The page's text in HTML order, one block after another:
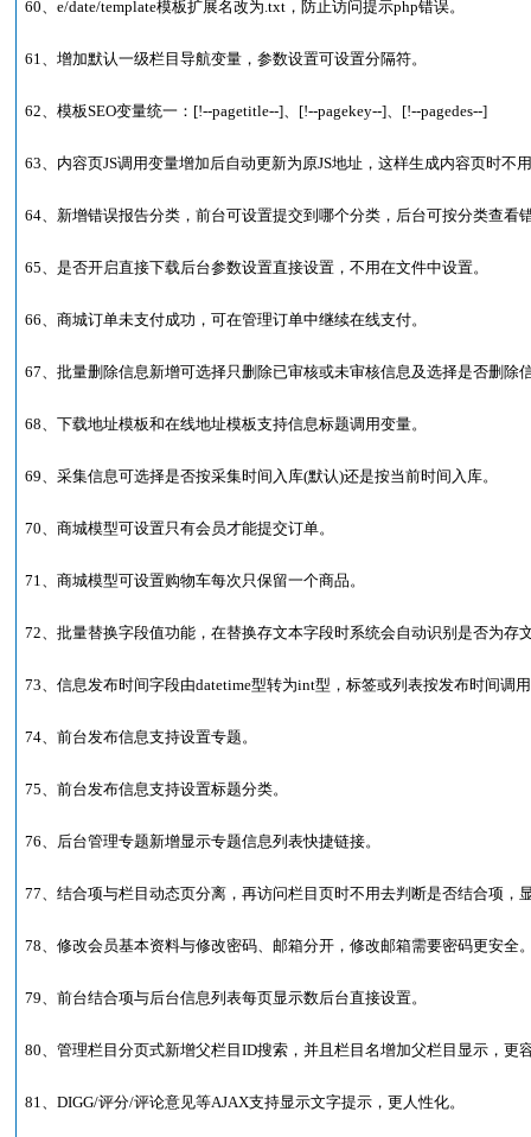
60、e/date/template模板扩展名改为.txt，防止访问提示php错误。
61、增加默认一级栏目导航变量，参数设置可设置分隔符。
62、模板SEO变量统一：[!--pagetitle--]、[!--pagekey--]、[!--pagedes--]
63、内容页JS调用变量增加后自动更新为原JS地址，这样生成内容页时不
64、新增错误报告分类，前台可设置提交到哪个分类，后台可按分类查看
65、是否开启直接下载后台参数设置直接设置，不用在文件中设置。
66、商城订单未支付成功，可在管理订单中继续在线支付。
67、批量删除信息新增可选择只删除已审核或未审核信息及选择是否删除
68、下载地址模板和在线地址模板支持信息标题调用变量。
69、采集信息可选择是否按采集时间入库(默认)还是按当前时间入库。
70、商城模型可设置只有会员才能提交订单。
71、商城模型可设置购物车每次只保留一个商品。
72、批量替换字段值功能，在替换存文本字段时系统会自动识别是否为存
73、信息发布时间字段由datetime型转为int型，标签或列表按发布时间调
74、前台发布信息支持设置专题。
75、前台发布信息支持设置标题分类。
76、后台管理专题新增显示专题信息列表快捷链接。
77、结合项与栏目动态页分离，再访问栏目页时不用去判断是否结合项，
78、修改会员基本资料与修改密码、邮箱分开，修改邮箱需要密码更安全
79、前台结合项与后台信息列表每页显示数后台直接设置。
80、管理栏目分页式新增父栏目ID搜索，并且栏目名增加父栏目显示，更
81、DIGG/评分/评论意见等AJAX支持显示文字提示，更人性化。